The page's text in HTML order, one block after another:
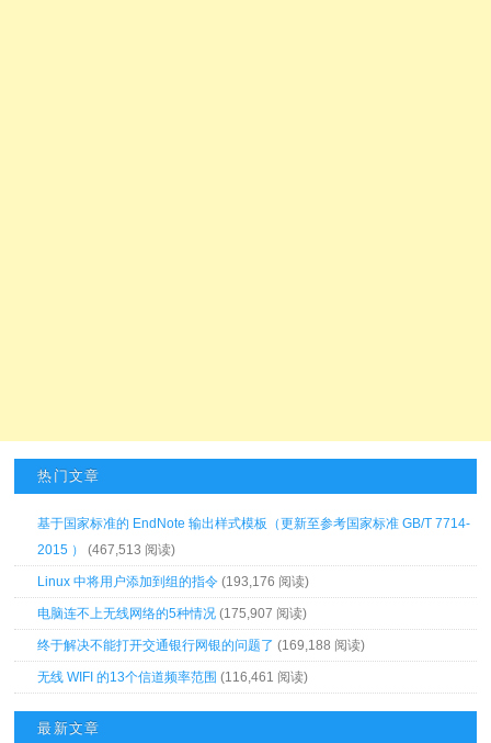
热门文章
基于国家标准的 EndNote 输出样式模板（更新至参考国家标准 GB/T 7714-
2015 ）
(467,513 阅读)
Linux 中将用户添加到组的指令 (193,176 阅读)
电脑连不上无线网络的5种情况 (175,907 阅读)
终于解决不能打开交通银行网银的问题了 (169,188 阅读)
无线 WIFI 的13个信道频率范围 (116,461 阅读)
最新文章